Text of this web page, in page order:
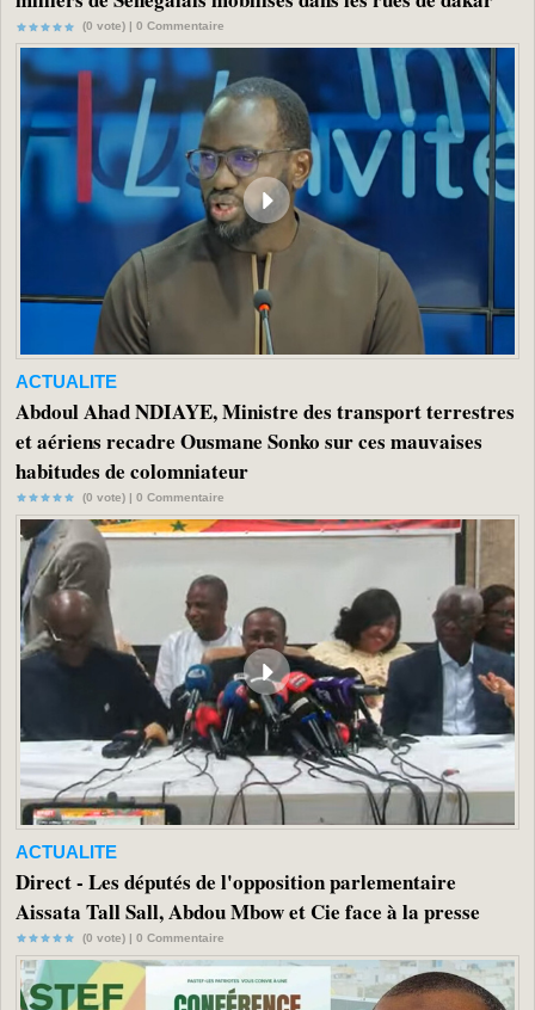
(0 vote) | 0 Commentaire
ACTUALITE
Abdoul Ahad NDIAYE, Ministre des transport terrestres
et aériens recadre Ousmane Sonko sur ces mauvaises
habitudes de colomniateur
(0 vote) | 0 Commentaire
ACTUALITE
Direct - Les députés de l'opposition parlementaire
Aissata Tall Sall, Abdou Mbow et Cie face à la presse
(0 vote) | 0 Commentaire